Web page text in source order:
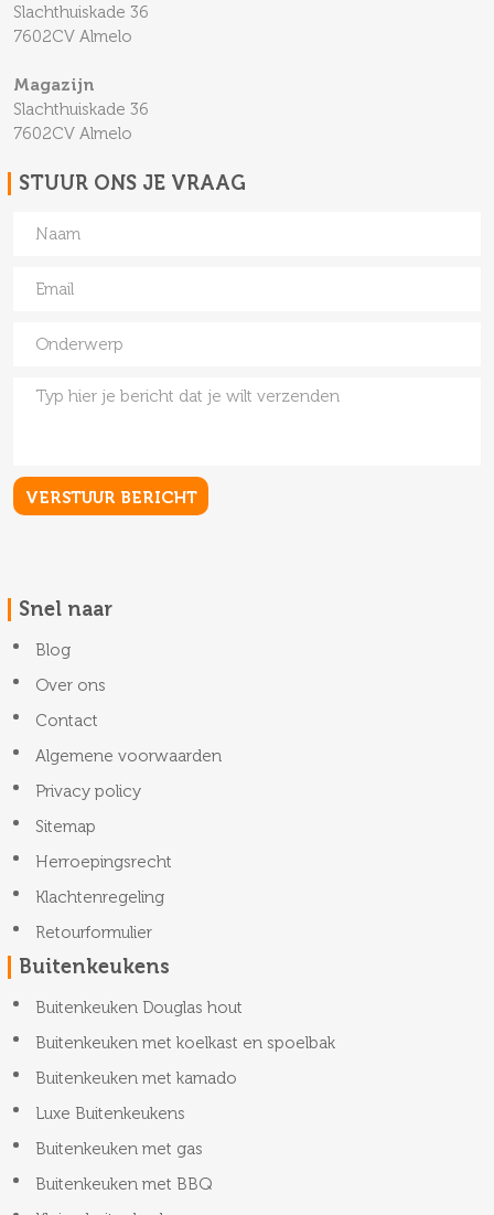
Slachthuiskade 36
7602CV Almelo
Magazijn
Slachthuiskade 36
7602CV Almelo
STUUR ONS JE VRAAG
Snel naar
Blog
Over ons
Contact
Algemene voorwaarden
Privacy policy
Sitemap
Herroepingsrecht
Klachtenregeling
Retourformulier
Buitenkeukens
Buitenkeuken Douglas hout
Buitenkeuken met koelkast en spoelbak
Buitenkeuken met kamado
Luxe Buitenkeukens
Buitenkeuken met gas
Buitenkeuken met BBQ